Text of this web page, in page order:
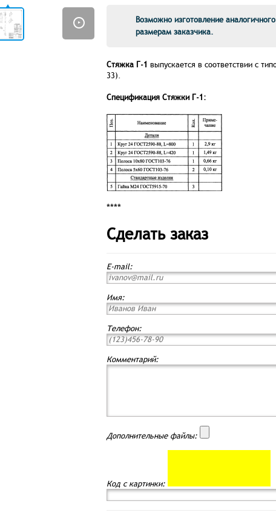
Возможно изготовление
размерам заказчика.
Стяжка Г-1 выпускается в соответствии с
33).
Спецификация Стяжки Г-1:
****
Сделать заказ
E-mail:
Имя:
Телефон:
Комментарий:
Дополнительные файлы:
Код с картинки: